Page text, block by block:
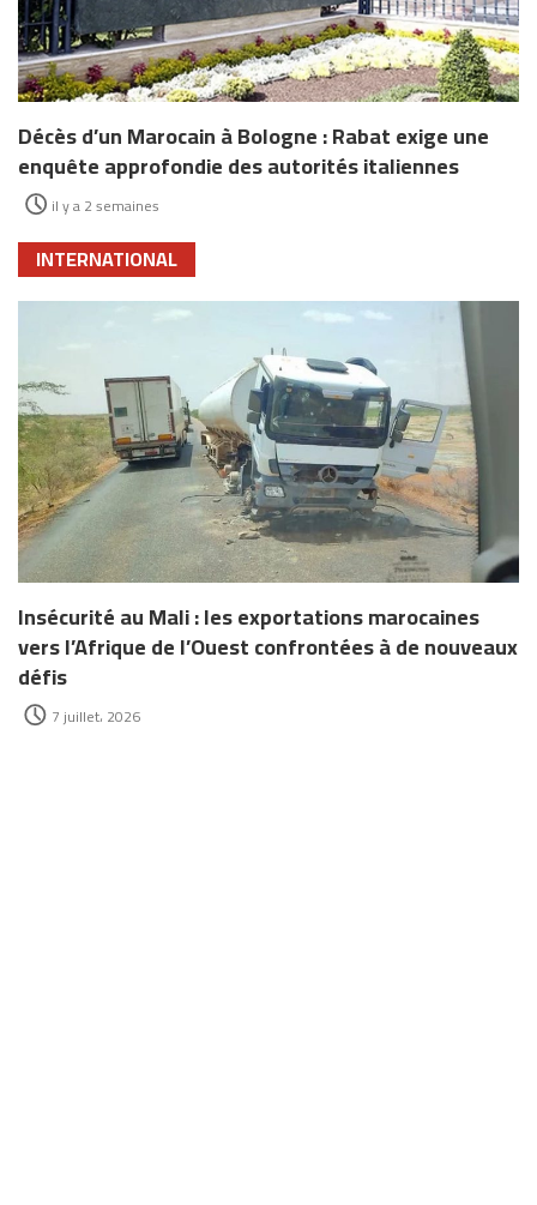
Décès d’un Marocain à Bologne : Rabat exige une
enquête approfondie des autorités italiennes
il y a 2 semaines
INTERNATIONAL
Insécurité au Mali : les exportations marocaines
vers l’Afrique de l’Ouest confrontées à de nouveaux
défis
7 juillet، 2026